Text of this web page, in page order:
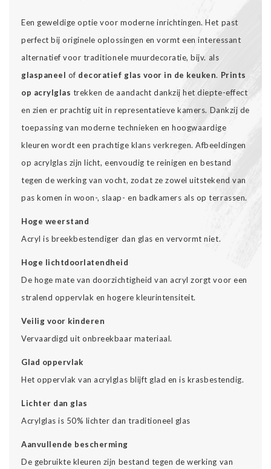
Een geweldige optie voor moderne inrichtingen. Het past
perfect bij originele oplossingen en vormt een interessant
alternatief voor traditionele muurdecoratie, bijv. als
glaspaneel of decoratief glas voor in de keuken. Prints
op acrylglas trekken de aandacht dankzij het diepte-effect
en zien er prachtig uit in representatieve kamers. Dankzij de
toepassing van moderne technieken en hoogwaardige
kleuren wordt een prachtige klans verkregen. Afbeeldingen
op acrylglas zijn licht, eenvoudig te reinigen en bestand
tegen de werking van vocht, zodat ze zowel uitstekend van
pas komen in woon-, slaap- en badkamers als op terrassen.
Hoge weerstand
Acryl is breekbestendiger dan glas en vervormt niet.
Hoge lichtdoorlatendheid
De hoge mate van doorzichtigheid van acryl zorgt voor een
stralend oppervlak en hogere kleurintensiteit.
Veilig voor kinderen
Vervaardigd uit onbreekbaar materiaal.
Glad oppervlak
Het oppervlak van acrylglas blijft glad en is krasbestendig.
Lichter dan glas
Acrylglas is 50% lichter dan traditioneel glas
Aanvullende bescherming
De gebruikte kleuren zijn bestand tegen de werking van